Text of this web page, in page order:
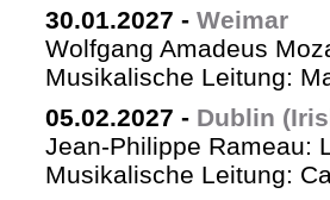
30.01.2027 - Weimar
Wolfgang Amadeus
Musikalische Leitung:
05.02.2027 - Dublin
Jean-Philippe Rameau:
Musikalische Leitung: